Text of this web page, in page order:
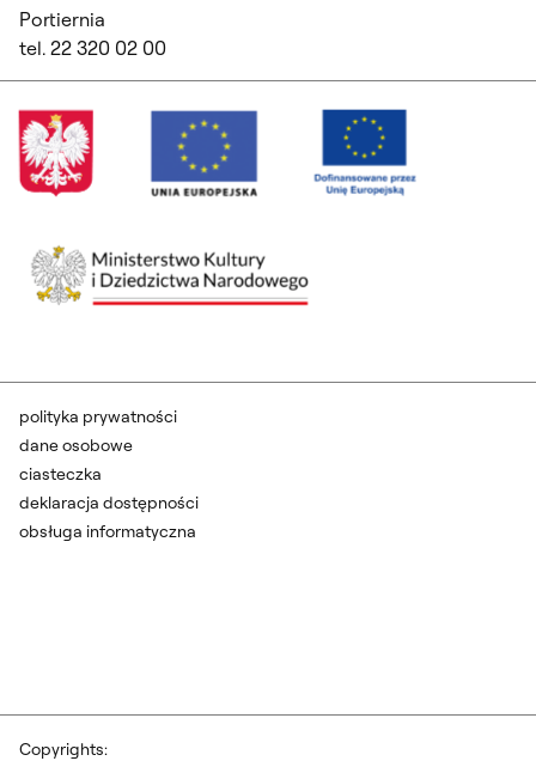
Portiernia
tel. 22 320 02 00
Copyrights:
polityka prywatności
dane osobowe
ciasteczka
deklaracja dostępności
obsługa informatyczna